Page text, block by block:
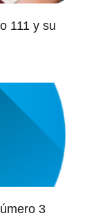
111 y su
3